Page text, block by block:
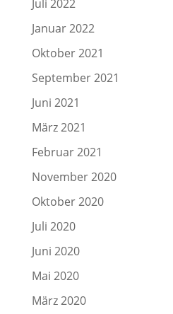
Juli 2022
Januar 2022
Oktober 2021
September 2021
Juni 2021
März 2021
Februar 2021
November 2020
Oktober 2020
Juli 2020
Juni 2020
Mai 2020
März 2020